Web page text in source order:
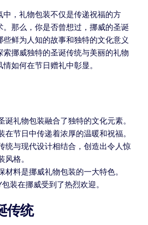
中，礼物包装不仅是传递祝福的方
。那么，你是否曾想过，挪威的圣诞
些鲜为人知的故事和独特的文化意义
索挪威独特的圣诞传统与美丽的礼物
如何在节日赠礼中彰显。
诞礼物包装融合了独特的文化元素。
在节日中传递着浓厚的温暖和祝福。
统与现代设计相结合，创造出令人惊
风格。
材料是挪威礼物包装的一大特色。
装在挪威受到了热烈欢迎。
传统